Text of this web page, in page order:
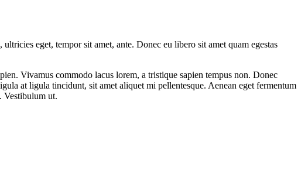
eget, tempor sit amet, ante. Donec eu libero sit amet quam egestas
Vivamus commodo lacus lorem, a tristique sapien tempus non. Donec
at ligula tincidunt, sit amet aliquet mi pellentesque. Aenean eget fermentum
Vestibulum ut.